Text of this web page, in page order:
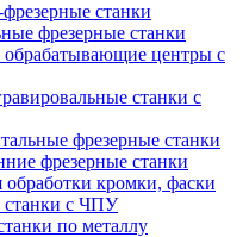
станки
фрезерные станки
центры с
станки с
фрезерные станки
фрезерные станки
обработки кромки, фаски
станки с ЧПУ
по металлу